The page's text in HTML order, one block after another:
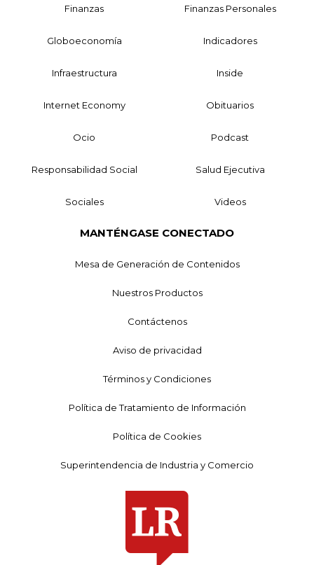
Finanzas Finanzas Personales
Globoeconomía Indicadores
Infraestructura Inside
Internet Economy Obituarios
Ocio Podcast
Responsabilidad Social Salud Ejecutiva
Sociales Videos
MANTÉNGASE CONECTADO
Mesa de Generación de Contenidos
Nuestros Productos
Contáctenos
Aviso de privacidad
Términos y Condiciones
Política de Tratamiento de Información
Política de Cookies
Superintendencia de Industria y Comercio